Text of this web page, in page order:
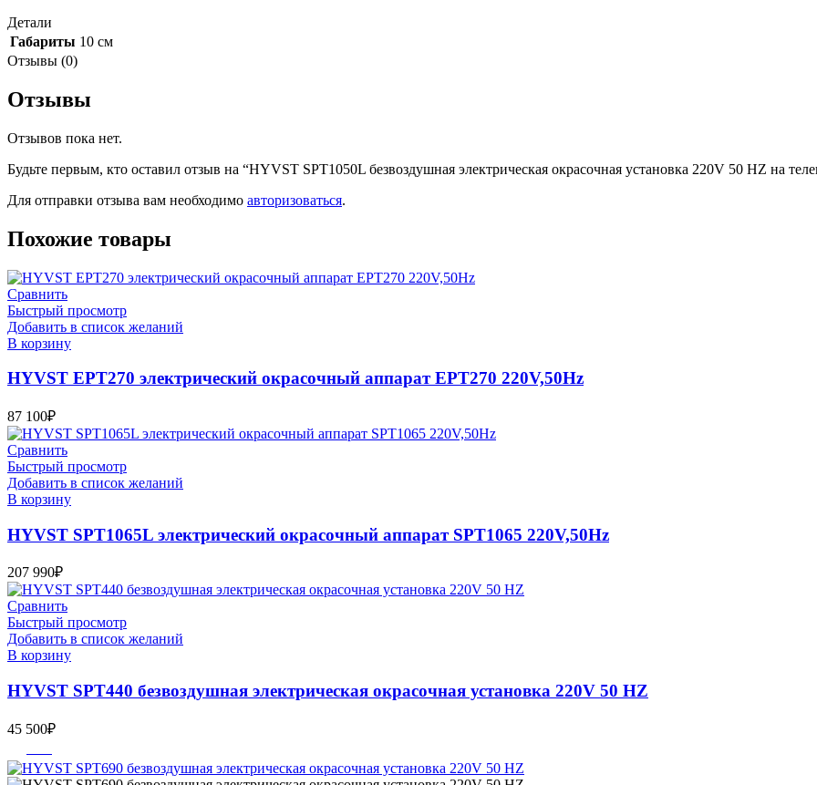
Детали
Габариты 10 см
Отзывы (0)
Отзывы
Отзывов пока нет.
Будьте первым, кто оставил отзыв на “HYVST SPT1050L безвоздушная электрическая окрасочная установка 220V 50 HZ на
Для отправки отзыва вам необходимо авторизоваться.
Похожие товары
Сравнить
Быстрый просмотр
Добавить в список желаний
В корзину
HYVST EPT270 электрический окрасочный аппарат EPT270 220V,50Hz
87 100₽
Сравнить
Быстрый просмотр
Добавить в список желаний
В корзину
HYVST SPT1065L электрический окрасочный аппарат SPT1065 220V,50Hz
207 990₽
Сравнить
Быстрый просмотр
Добавить в список желаний
В корзину
HYVST SPT440 безвоздушная электрическая окрасочная установка 220V 50 HZ
45 500₽